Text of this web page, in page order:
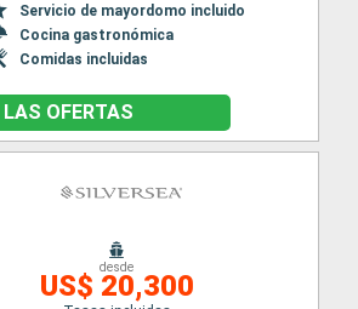
Servicio de mayordomo incluido
Cocina gastronómica
Comidas incluidas
LAS OFERTAS
desde
US$ 20,300